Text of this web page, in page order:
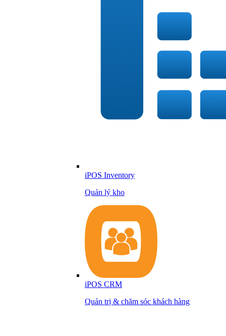
iPOS Inventory
Quản lý kho
iPOS CRM
Quản trị & chăm sóc khách hàng